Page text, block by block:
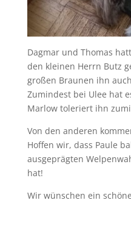
Dagmar und Thomas
den kleinen Herrn Butz
großen Braunen ihn
Zumindest bei Ulee hat
Marlow toleriert ihn
Von den anderen
Hoffen wir, dass Paule
ausgeprägten
hat!
Wir wünschen ein